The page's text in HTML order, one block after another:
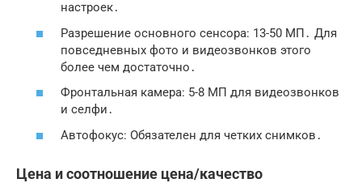
настроек․
Разрешение основного сенсора: 13-50 МП․ Для
повседневных фото и видеозвонков этого
более чем достаточно․
Фронтальная камера: 5-8 МП для видеозвонков
и селфи․
Автофокус: Обязателен для четких снимков․
Цена и соотношение цена/качество